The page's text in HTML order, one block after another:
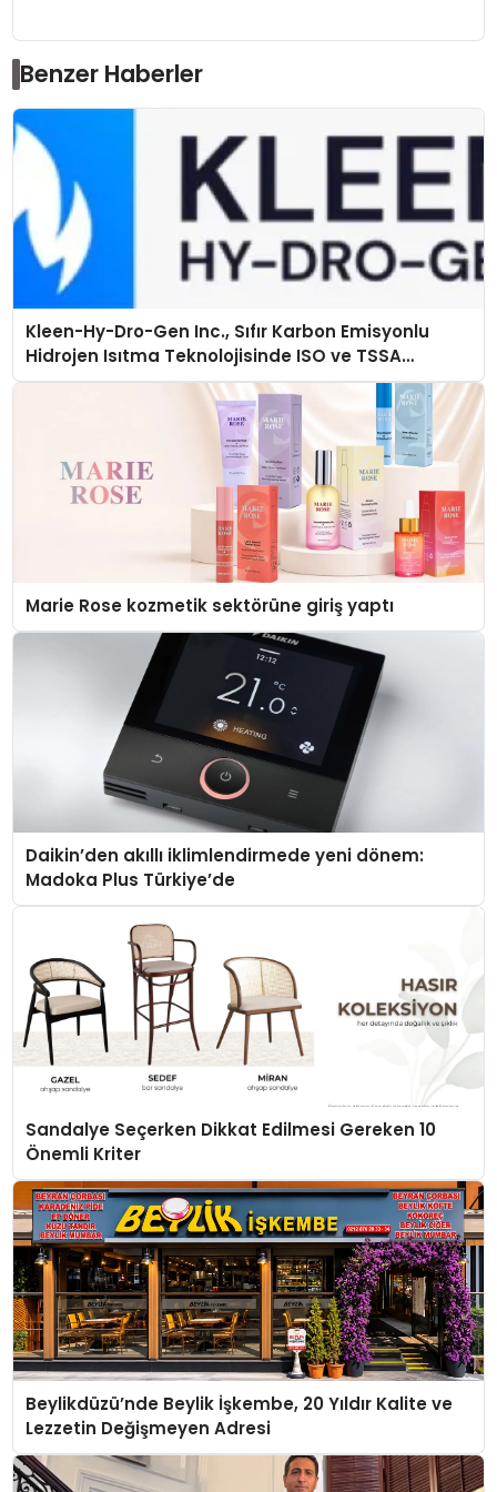
Benzer Haberler
Kleen-Hy-Dro-Gen Inc., Sıfır Karbon Emisyonlu
Hidrojen Isıtma Teknolojisinde ISO ve TSSA
Düzenleyici Onaylarını Aldı
Marie Rose kozmetik sektörüne giriş yaptı
Daikin’den akıllı iklimlendirmede yeni dönem:
Madoka Plus Türkiye’de
Sandalye Seçerken Dikkat Edilmesi Gereken 10
Önemli Kriter
Beylikdüzü’nde Beylik İşkembe, 20 Yıldır Kalite ve
Lezzetin Değişmeyen Adresi